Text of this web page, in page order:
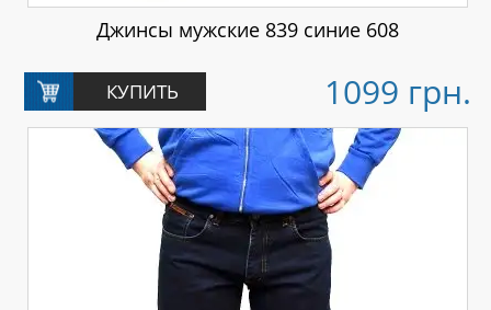
Джинсы мужские 839 синие 608
1099 грн.